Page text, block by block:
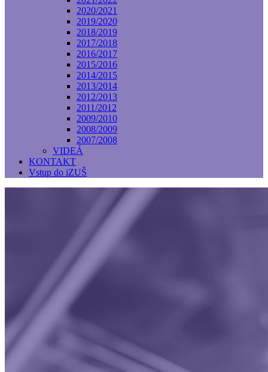
2020/2021
2019/2020
2018/2019
2017/2018
2016/2017
2015/2016
2014/2015
2013/2014
2012/2013
2011/2012
2009/2010
2008/2009
2007/2008
VIDEÁ
KONTAKT
Vstup do iZUŠ